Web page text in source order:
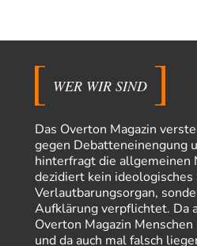
Ich bin glücklich Deine Worte zu lesen!
Neben Gandhi muss…
Theo Noestonto
vor 9 Stunden zu:
Russische Blockade des Schwarzen
"Ohne tragfähige Argumentation wirds
„mainstraem näherbringen“…"
Grottenolm vor 10 Stunden zu:
Die von Selenskij angeordnete 40-
Krieg weiter eskaliert
Natürlich ist Russland scheinbar
nur . Aber es ist vielleicht, wie…
WER WIR SIND
Das Overton Magazin
gegen Debatteneinengung
hinterfragt die allgemeinen
dezidiert kein ideologisches
Verlautbarungsorgan,
Aufklärung verpflichtet. Da
Overton Magazin
und da auch mal falsch